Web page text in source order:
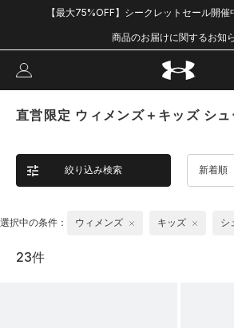
【最大75%OFF】シークレットセール開催
商品のお届けに関するお知
直営限定 ウィメンズ＋キッズ シ
絞り込み検索 新着順
選択中の条件： ウィメンズ キッズ シ
23件